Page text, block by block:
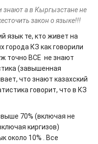
знают а в Кыргызстане не
закон о языке!!!
язык те, кто живет на
города КЗ как говорили
точно ВСЕ не знают
(завышенная
что знают казахский
говорит, что в КЗ
70% (включая не
киргизов)
около 10% . Все